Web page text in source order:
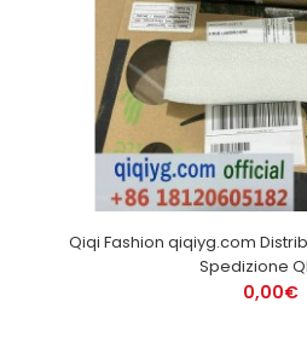
Qiqi Fashion qiqiyg.com
Spedizione
0,00€